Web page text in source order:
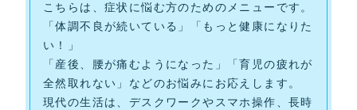
こちらは、症状に悩む方のためのメニューです。
「体調不良が続いている」「もっと健康になりた
い！」
「産後、腰が痛むようになった」「育児の疲れが
全然取れない」などのお悩みにお応えします。
現代の生活は、デスクワークやスマホ操作、長時